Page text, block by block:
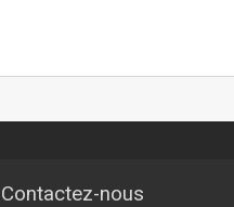
Contactez-nous